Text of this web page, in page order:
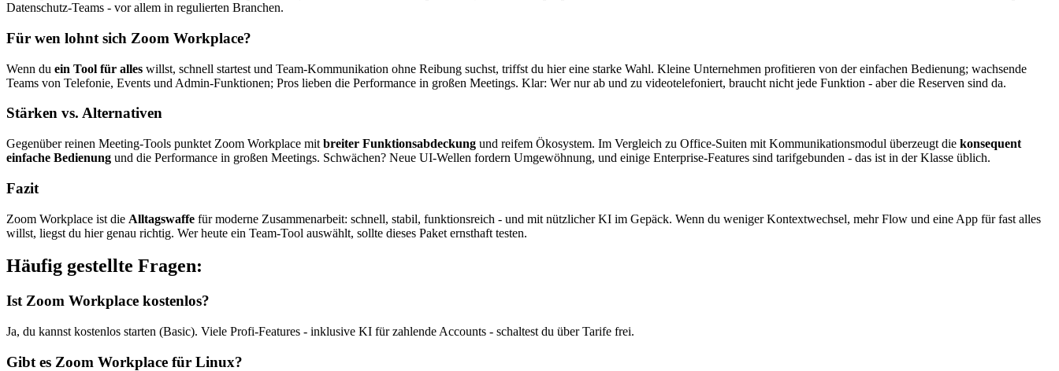
Datenschutz-Teams - vor allem in regulierten Branchen.
Für wen lohnt sich Zoom Workplace?
Wenn du ein Tool für alles willst, schnell startest und Team-Kommunikation ohne Reibung suchst, triffst du hier eine starke Wahl. Kleine Unternehmen profitieren von der einfachen Bedienung; wachsende
Teams von Telefonie, Events und Admin-Funktionen; Pros lieben die Performance in großen Meetings. Klar: Wer nur ab und zu videotelefoniert, braucht nicht jede Funktion - aber die Reserven sind da.
Stärken vs. Alternativen
Gegenüber reinen Meeting-Tools punktet Zoom Workplace mit breiter Funktionsabdeckung und reifem Ökosystem. Im Vergleich zu Office-Suiten mit Kommunikationsmodul überzeugt die konsequent
einfache Bedienung und die Performance in großen Meetings. Schwächen? Neue UI-Wellen fordern Umgewöhnung, und einige Enterprise-Features sind tarifgebunden - das ist in der Klasse üblich.
Fazit
Zoom Workplace ist die Alltagswaffe für moderne Zusammenarbeit: schnell, stabil, funktionsreich - und mit nützlicher KI im Gepäck. Wenn du weniger Kontextwechsel, mehr Flow und eine App für fast alles
willst, liegst du hier genau richtig. Wer heute ein Team-Tool auswählt, sollte dieses Paket ernsthaft testen.
Häufig gestellte Fragen:
Ist Zoom Workplace kostenlos?
Ja, du kannst kostenlos starten (Basic). Viele Profi-Features - inklusive KI für zahlende Accounts - schaltest du über Tarife frei.
Gibt es Zoom Workplace für Linux?